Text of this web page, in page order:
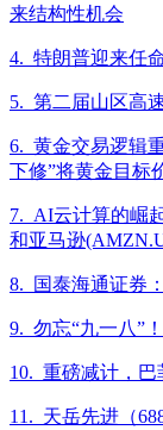
来结构性机会
4. 特朗普迎来任
5. 第二届山区高
6. 黄金交易逻辑
下修”将黄金目标
7. AI云计算的崛
和亚马逊
8. 国泰海通证券
9. 勿忘“九一八”
10. 重磅减计，巴
11. 天岳先进（